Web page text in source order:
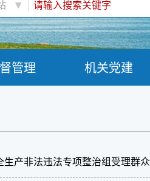
管理 机关党建
生产非法违法专项整治组受理群